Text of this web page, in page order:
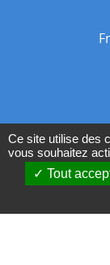
Ce site utilise des
vous souhaitez
Tout